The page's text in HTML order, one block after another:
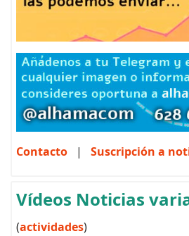
Contacto | Suscripción a
Vídeos Noticias
(actividades)